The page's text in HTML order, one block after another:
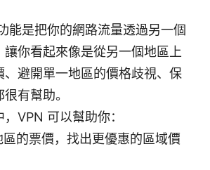
能是把你的網路流量透過另一個
讓你看起來像是從另一個地區上
、避開單一地區的價格歧視、保
有幫助。
VPN 可以幫助你：
區的票價，找出更優惠的區域價